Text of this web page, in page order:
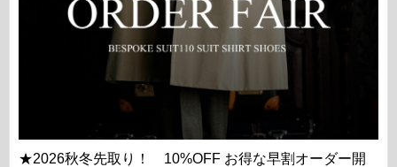
★2026秋冬先取り！ 10%OFF お得な早割オーダー開